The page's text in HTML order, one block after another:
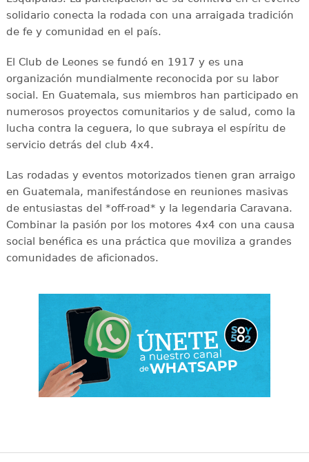
solidario conecta la rodada con una arraigada tradición
de fe y comunidad en el país.
El Club de Leones se fundó en 1917 y es una
organización mundialmente reconocida por su labor
social. En Guatemala, sus miembros han participado en
numerosos proyectos comunitarios y de salud, como la
lucha contra la ceguera, lo que subraya el espíritu de
servicio detrás del club 4x4.
Las rodadas y eventos motorizados tienen gran arraigo
en Guatemala, manifestándose en reuniones masivas
de entusiastas del *off-road* y la legendaria Caravana.
Combinar la pasión por los motores 4x4 con una causa
social benéfica es una práctica que moviliza a grandes
comunidades de aficionados.